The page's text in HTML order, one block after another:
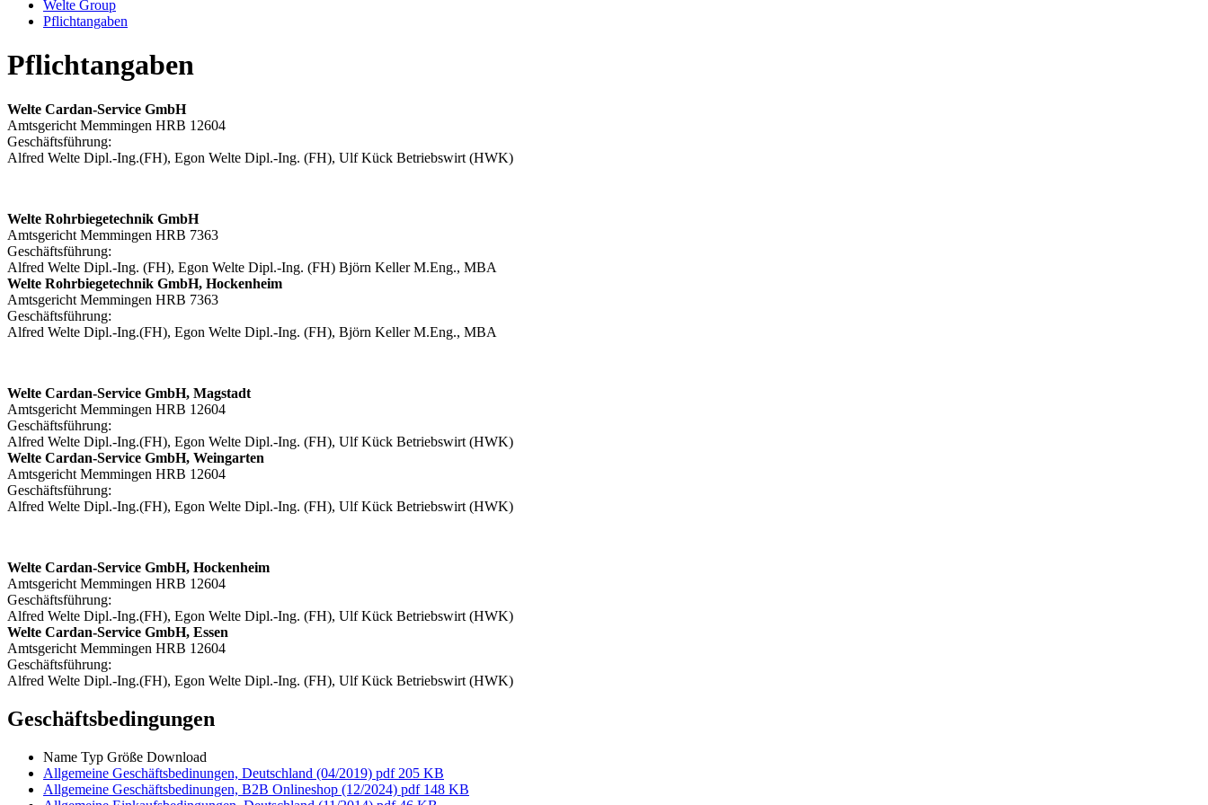
Welte Group
Pflichtangaben
Pflichtangaben
Welte Cardan-Service GmbH
Amtsgericht Memmingen HRB 12604
Geschäftsführung:
Alfred Welte Dipl.-Ing.(FH), Egon Welte Dipl.-Ing. (FH), Ulf Kück Betriebswirt (HWK)
Welte Rohrbiegetechnik GmbH
Amtsgericht Memmingen HRB 7363
Geschäftsführung:
Alfred Welte Dipl.-Ing. (FH), Egon Welte Dipl.-Ing. (FH) Björn Keller M.Eng., MBA
Welte Rohrbiegetechnik GmbH, Hockenheim
Amtsgericht Memmingen HRB 7363
Geschäftsführung:
Alfred Welte Dipl.-Ing.(FH), Egon Welte Dipl.-Ing. (FH), Björn Keller M.Eng., MBA
Welte Cardan-Service GmbH, Magstadt
Amtsgericht Memmingen HRB 12604
Geschäftsführung:
Alfred Welte Dipl.-Ing.(FH), Egon Welte Dipl.-Ing. (FH), Ulf Kück Betriebswirt (HWK)
Welte Cardan-Service GmbH, Weingarten
Amtsgericht Memmingen HRB 12604
Geschäftsführung:
Alfred Welte Dipl.-Ing.(FH), Egon Welte Dipl.-Ing. (FH), Ulf Kück Betriebswirt (HWK)
Welte Cardan-Service GmbH, Hockenheim
Amtsgericht Memmingen HRB 12604
Geschäftsführung:
Alfred Welte Dipl.-Ing.(FH), Egon Welte Dipl.-Ing. (FH), Ulf Kück Betriebswirt (HWK)
Welte Cardan-Service GmbH, Essen
Amtsgericht Memmingen HRB 12604
Geschäftsführung:
Alfred Welte Dipl.-Ing.(FH), Egon Welte Dipl.-Ing. (FH), Ulf Kück Betriebswirt (HWK)
Geschäftsbedingungen
Name Typ Größe Download
Allgemeine Geschäftsbedinungen, Deutschland (04/2019) pdf 205 KB
Allgemeine Geschäftsbedinungen, B2B Onlineshop (12/2024) pdf 148 KB